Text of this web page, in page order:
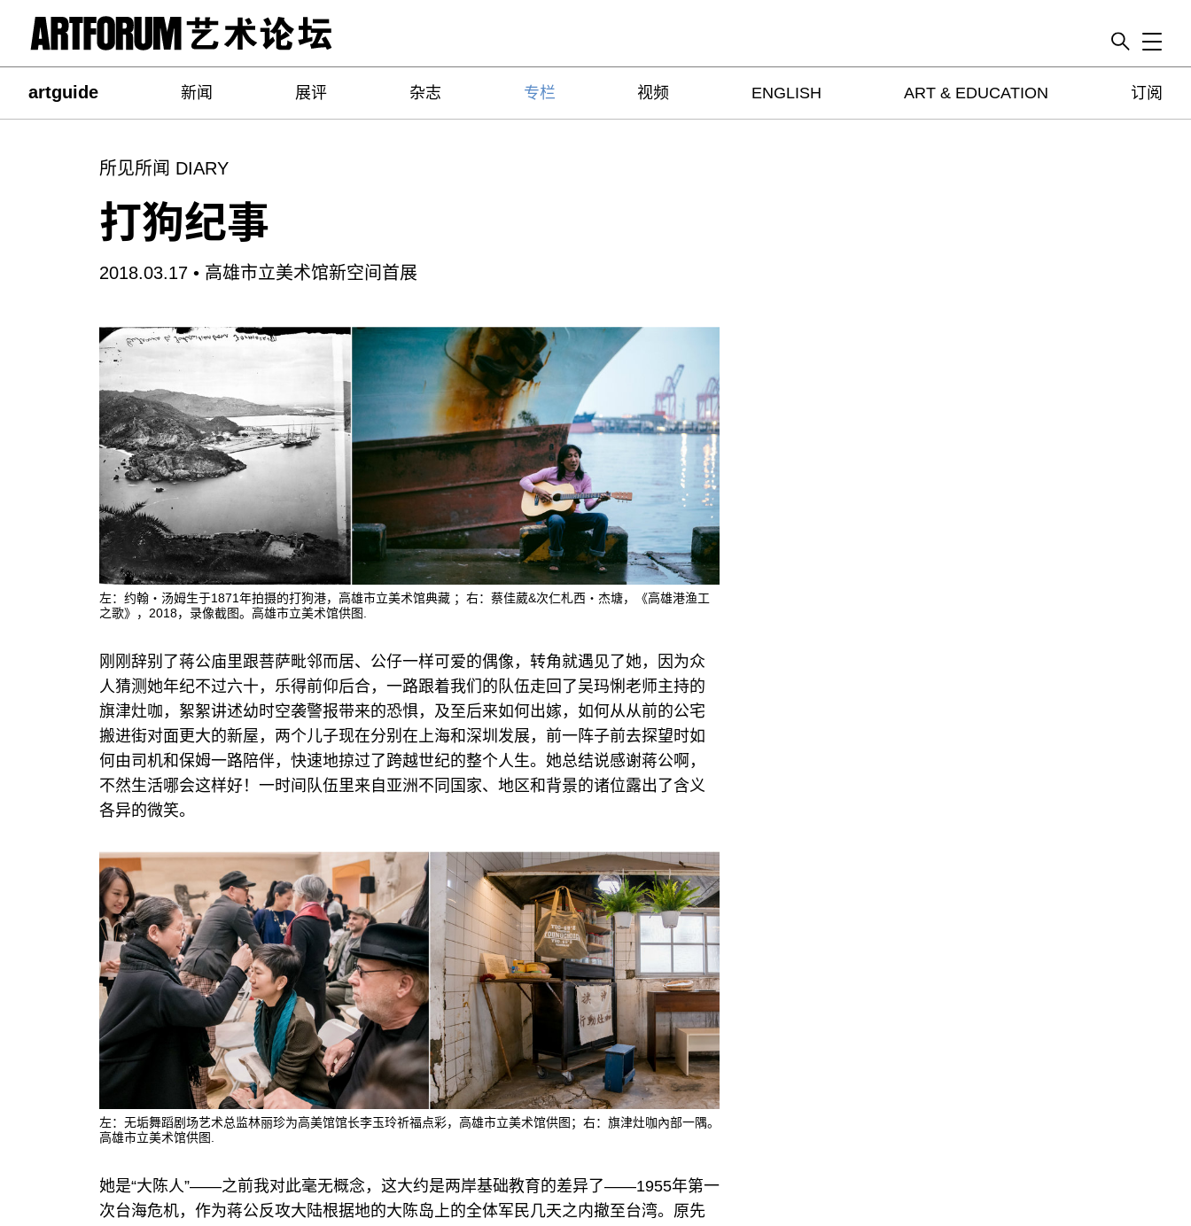
Toggle
artguide 新闻 展评 杂志 专栏 视频 ENGLISH ART & EDUCATION 订阅
所见所闻 DIARY
打狗纪事
2018.03.17 • 高雄市立美术馆新空间首展
左：约翰‧汤姆生于1871年拍摄的打狗港，高雄市立美术馆典藏 ；右：蔡佳葳&次仁札西‧杰塘，《高雄港渔工
之歌》，2018，录像截图。高雄市立美术馆供图.
刚刚辞别了蒋公庙里跟菩萨毗邻而居、公仔一样可爱的偶像，转角就遇见了她，因为众
人猜测她年纪不过六十，乐得前仰后合，一路跟着我们的队伍走回了吴玛悧老师主持的
旗津灶咖，絮絮讲述幼时空袭警报带来的恐惧，及至后来如何出嫁，如何从从前的公宅
搬进街对面更大的新屋，两个儿子现在分别在上海和深圳发展，前一阵子前去探望时如
何由司机和保姆一路陪伴，快速地掠过了跨越世纪的整个人生。她总结说感谢蒋公啊，
不然生活哪会这样好！一时间队伍里来自亚洲不同国家、地区和背景的诸位露出了含义
各异的微笑。
左：无垢舞蹈剧场艺术总监林丽珍为高美馆馆长李玉玲祈福点彩，高雄市立美术馆供图；右：旗津灶咖內部一隅。
高雄市立美术馆供图.
她是“大陈人”——之前我对此毫无概念，这大约是两岸基础教育的差异了——1955年第一
次台海危机，作为蒋公反攻大陆根据地的大陈岛上的全体军民几天之内撤至台湾。原先